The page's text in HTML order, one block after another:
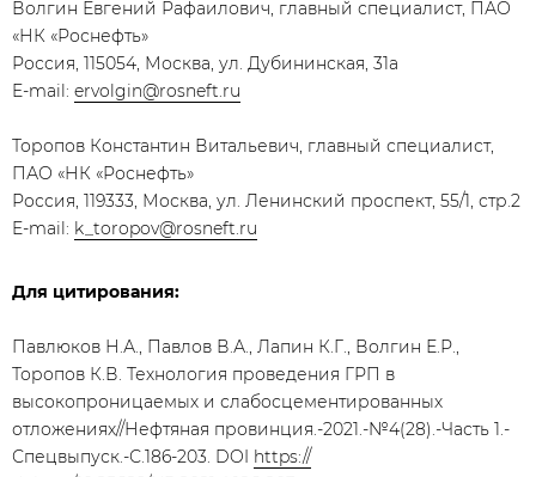
Волгин Евгений Рафаилович, главный специалист, ПАО
«НК «Роснефть»
Россия, 115054, Москва, ул. Дубининская, 31а
E-mail: ervolgin@rosneft.ru
Торопов Константин Витальевич, главный специалист,
ПАО «НК «Роснефть»
Россия, 119333, Москва, ул. Ленинский проспект, 55/1, стр.2
E-mail: k_toropov@rosneft.ru
Для цитирования:
Павлюков Н.А., Павлов В.А., Лапин К.Г., Волгин Е.Р.,
Торопов К.В. Технология проведения ГРП в
высокопроницаемых и слабосцементированных
отложениях//Нефтяная провинция.-2021.-№4(28).-Часть 1.-
Спецвыпуск.-С.186-203. DOI https://